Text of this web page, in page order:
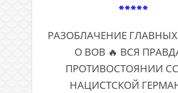
*****
РАЗОБЛАЧЕНИЕ
О ВОВ 🔥 ВСЯ
ПРОТИВОСТОЯНИИ
НАЦИСТСКОЙ